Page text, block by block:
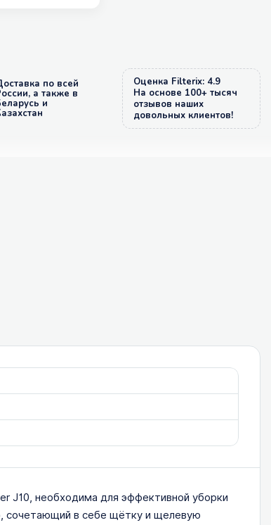
по всей
а также в
и
Оценка Filterix: 4.9
На основе 100+ тысяч
отзывов наших
довольных клиентов!
J10, необходима для эффективной уборки
сочетающий в себе щётку и щелевую